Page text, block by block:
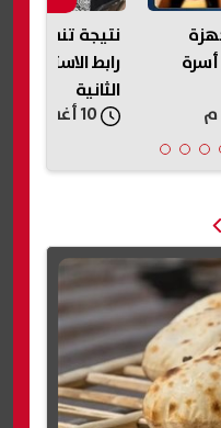
الأولى.. رابط
معرفة الكلية